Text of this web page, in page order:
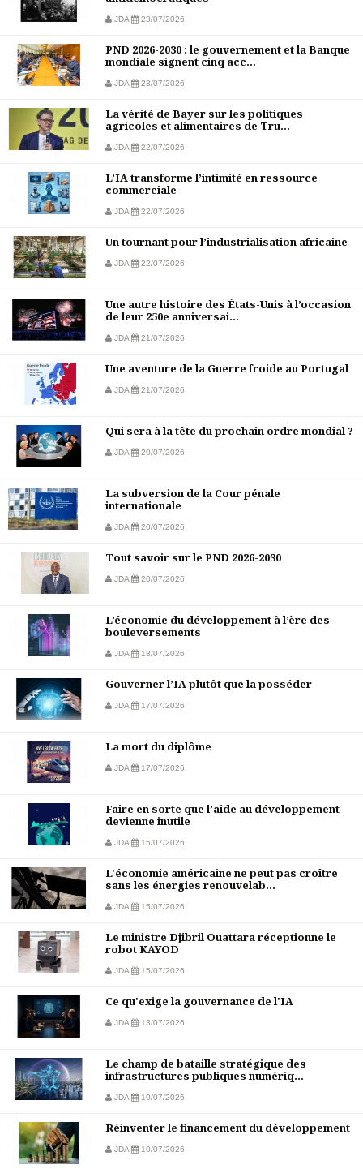
JDA 23/07/2026
PND 2026-2030 : le gouvernement et la Banque
mondiale signent cinq acc...
JDA 23/07/2026
La vérité de Bayer sur les politiques
agricoles et alimentaires de Tru...
JDA 22/07/2026
L’IA transforme l’intimité en ressource
commerciale
JDA 22/07/2026
Un tournant pour l’industrialisation africaine
JDA 22/07/2026
Une autre histoire des États-Unis à l’occasion
de leur 250e anniversai...
JDA 21/07/2026
Une aventure de la Guerre froide au Portugal
JDA 21/07/2026
Qui sera à la tête du prochain ordre mondial ?
JDA 20/07/2026
La subversion de la Cour pénale
internationale
JDA 20/07/2026
Tout savoir sur le PND 2026-2030
JDA 20/07/2026
L’économie du développement à l’ère des
bouleversements
JDA 18/07/2026
Gouverner l’IA plutôt que la posséder
JDA 17/07/2026
La mort du diplôme
JDA 17/07/2026
Faire en sorte que l’aide au développement
devienne inutile
JDA 15/07/2026
L'économie américaine ne peut pas croître
sans les énergies renouvelab...
JDA 15/07/2026
Le ministre Djibril Ouattara réceptionne le
robot KAYOD
JDA 15/07/2026
Ce qu'exige la gouvernance de l'IA
JDA 13/07/2026
Le champ de bataille stratégique des
infrastructures publiques numériq...
JDA 10/07/2026
Réinventer le financement du développement
JDA 10/07/2026